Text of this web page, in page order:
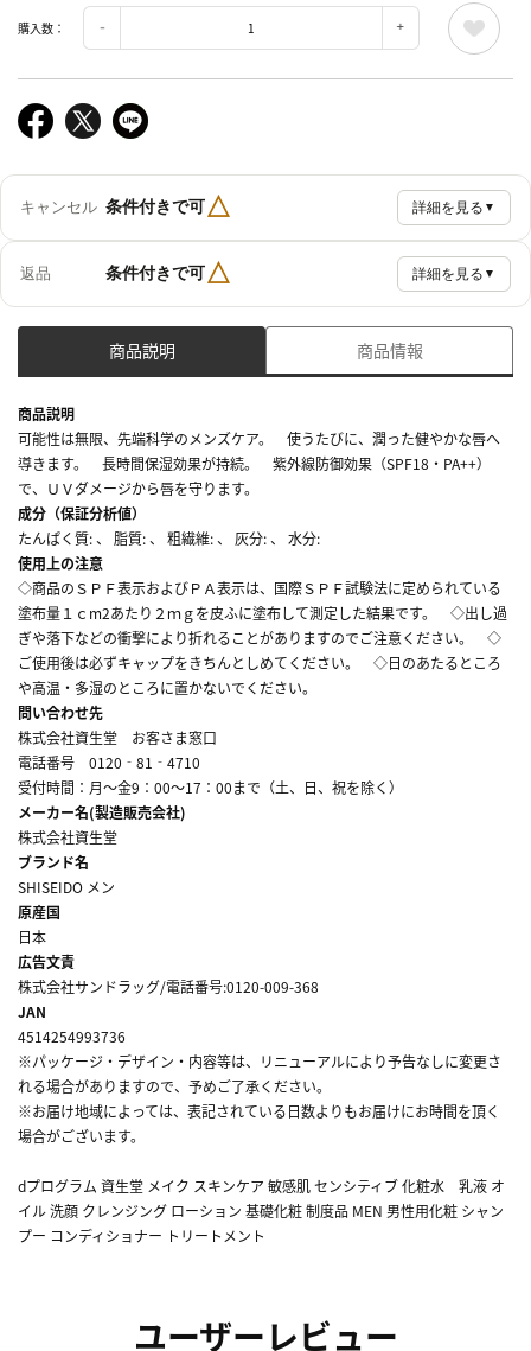
購入数：
キャンセル 条件付きで可△ 詳細を見る ▼
返品 条件付きで可△ 詳細を見る ▼
商品説明 商品情報
商品説明
可能性は無限、先端科学のメンズケア。 使うたびに、潤った健やかな唇へ
導きます。 長時間保湿効果が持続。 紫外線防御効果（SPF18・PA++）
で、ＵＶダメージから唇を守ります。
成分（保証分析値）
たんぱく質: 、 脂質: 、 粗繊維: 、 灰分: 、 水分:
使用上の注意
◇商品のＳＰＦ表示およびＰＡ表示は、国際ＳＰＦ試験法に定められている
塗布量１ｃm2あたり２ｍｇを皮ふに塗布して測定した結果です。 ◇出し過
ぎや落下などの衝撃により折れることがありますのでご注意ください。 ◇
ご使用後は必ずキャップをきちんとしめてください。 ◇日のあたるところ
や高温・多湿のところに置かないでください。
問い合わせ先
株式会社資生堂 お客さま窓口
電話番号 0120‐81‐4710
受付時間：月～金9：00～17：00まで（土、日、祝を除く）
メーカー名(製造販売会社)
株式会社資生堂
ブランド名
SHISEIDO メン
原産国
日本
広告文責
株式会社サンドラッグ/電話番号:0120-009-368
JAN
4514254993736
※パッケージ・デザイン・内容等は、リニューアルにより予告なしに変更さ
れる場合がありますので、予めご了承ください。
※お届け地域によっては、表記されている日数よりもお届けにお時間を頂く
場合がございます。
dプログラム 資生堂 メイク スキンケア 敏感肌 センシティブ 化粧水 乳液 オ
イル 洗顔 クレンジング ローション 基礎化粧 制度品 MEN 男性用化粧 シャン
プー コンディショナー トリートメント
ユーザーレビュー